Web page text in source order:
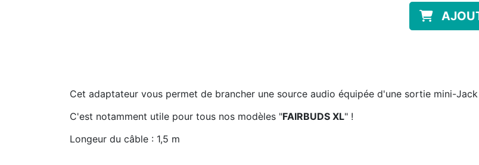
Cet adaptateur vous permet de brancher une source audio équipée d'une sortie mini-
C'est notamment utile pour tous nos modèles "FAIRBUDS XL" !
Longeur du câble : 1,5 m